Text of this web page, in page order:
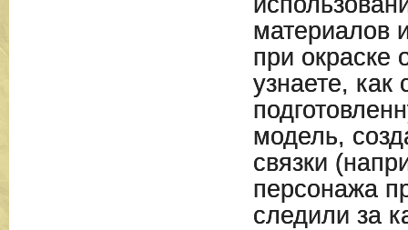
материалов
при окраске
узнаете, как
модель,
связки
персонажа
следили за